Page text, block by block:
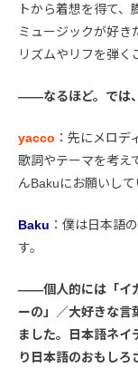
トから着想を得て
ミュージックが好き
リズムやリフを弾く
――なるほど。では
yacco ：先にメロデ
歌詞やテーマを考え
んBakuにお願いして
Baku ：僕は日本語
す。
――個人的には「イ
ーの」／大好きな言
ました。日本語ネイ
り日本語のおもしろ